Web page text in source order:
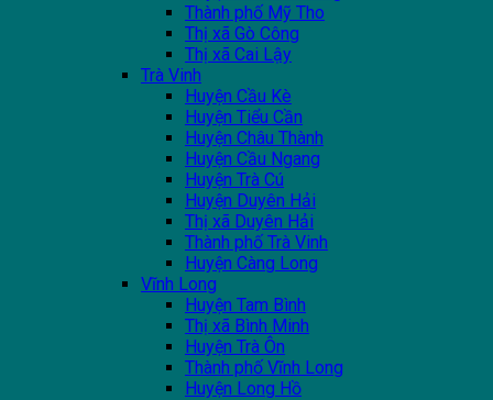
Thành phố Mỹ Tho
Thị xã Gò Công
Thị xã Cai Lậy
Trà Vinh
Huyện Cầu Kè
Huyện Tiểu Cần
Huyện Châu Thành
Huyện Cầu Ngang
Huyện Trà Cú
Huyện Duyên Hải
Thị xã Duyên Hải
Thành phố Trà Vinh
Huyện Càng Long
Vĩnh Long
Huyện Tam Bình
Thị xã Bình Minh
Huyện Trà Ôn
Thành phố Vĩnh Long
Huyện Long Hồ